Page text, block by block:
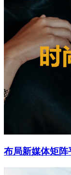
布局新媒体矩